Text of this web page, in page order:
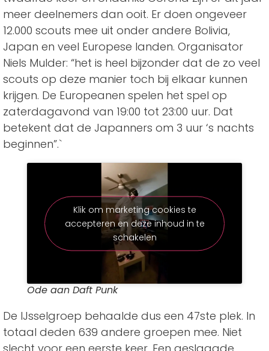
meer deelnemers dan ooit. Er doen ongeveer
12.000 scouts mee uit onder andere Bolivia,
Japan en veel Europese landen. Organisator
Niels Mulder: “het is heel bijzonder dat de zo veel
scouts op deze manier toch bij elkaar kunnen
krijgen. De Europeanen spelen het spel op
zaterdagavond van 19:00 tot 23:00 uur. Dat
betekent dat de Japanners om 3 uur ‘s nachts
beginnen”.`
Klik om marketing cookies te
accepteren en deze inhoud in te
schakelen
Ode aan Daft Punk
De IJsselgroep behaalde dus een 47ste plek. In
totaal deden 639 andere groepen mee. Niet